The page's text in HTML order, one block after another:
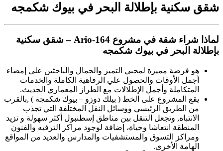
شقق سكنية بإطلالة البحر في بيوك شكمجه
لماذا شراء شقة في مشروع Ario-164 –
شقق سكنية
بإطلالة البحر في بيوك شكمجه
هو فرصة مميزة لمحبي التميز والجمال والباحثين على إمضاء
أجمل الأوقات والحصول علي الرفاهية الكاملة والخدمات
المتكاملة وأجمل الإطلالات مع الطراز المعماري الحديث.
يقع المشروع على الخط ( بيلك دوزو – بيوك شكمجة ) ,بالقرب
من الطريق الرئيسي ووسائل النقل المختلفة التي تجذب
الانتباه, وتجعل التنقل بين مناطق إسطنبول أكثر سهولة و تزيد
المنطقة انتعاشا وحياة، إضافة لوجود مراكز الترفيه والفنون
ومراكز التسوق والمستشفيات والمدارس والعديد من المواقع
الهامة الأخرى.